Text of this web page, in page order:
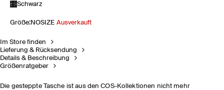
Schwarz
Größe:NOSIZE Ausverkauft
Im Store finden
Lieferung & Rücksendung
Details & Beschreibung
Größenratgeber
Die gesteppte Tasche ist aus den COS-Kollektionen nicht mehr